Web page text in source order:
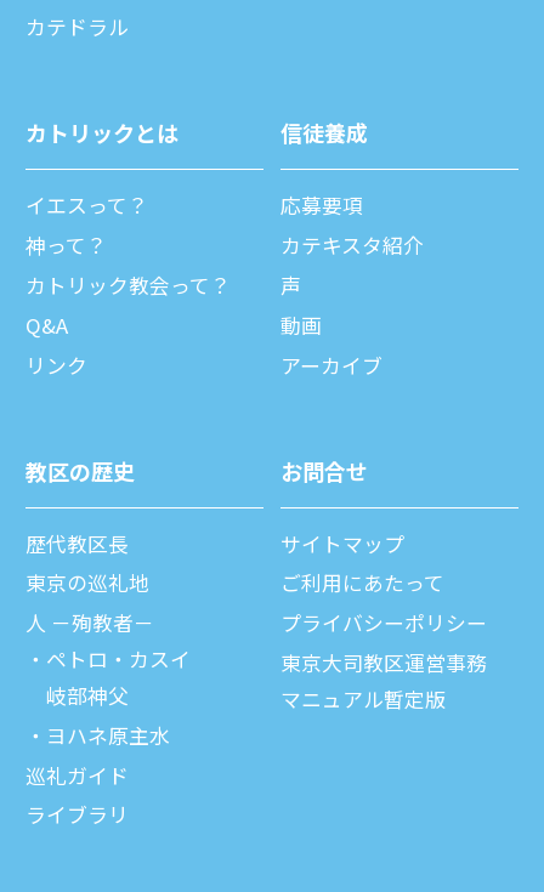
カテドラル
カトリックとは
イエスって？
神って？
カトリック教会って？
Q&A
リンク
信徒養成
応募要項
カテキスタ紹介
声
動画
アーカイブ
教区の歴史
歴代教区⻑
東京の巡礼地
⼈ －殉教者－
ペトロ・カスイ
岐部神父
ヨハネ原主水
巡礼ガイド
ライブラリ
お問合せ
サイトマップ
ご利⽤にあたって
プライバシーポリシー
東京大司教区運営事務
マニュアル暫定版